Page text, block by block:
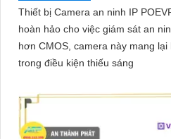
Thiết bị Camera an ninh IP
hoàn hảo cho việc giám sát an ninh. Với hình ảnh sáng
hơn CMOS, camera này mang
trong điều kiện thiếu sáng